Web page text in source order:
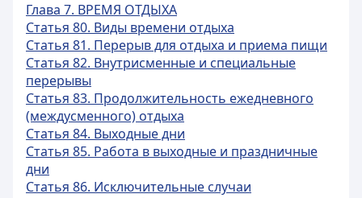
Глава 7. ВРЕМЯ ОТДЫХА
Статья 80. Виды времени отдыха
Статья 81. Перерыв для отдыха и приема пищи
Статья 82. Внутрисменные и специальные
перерывы
Статья 83. Продолжительность ежедневного
(междусменного) отдыха
Статья 84. Выходные дни
Статья 85. Работа в выходные и праздничные
дни
Статья 86. Исключительные случаи